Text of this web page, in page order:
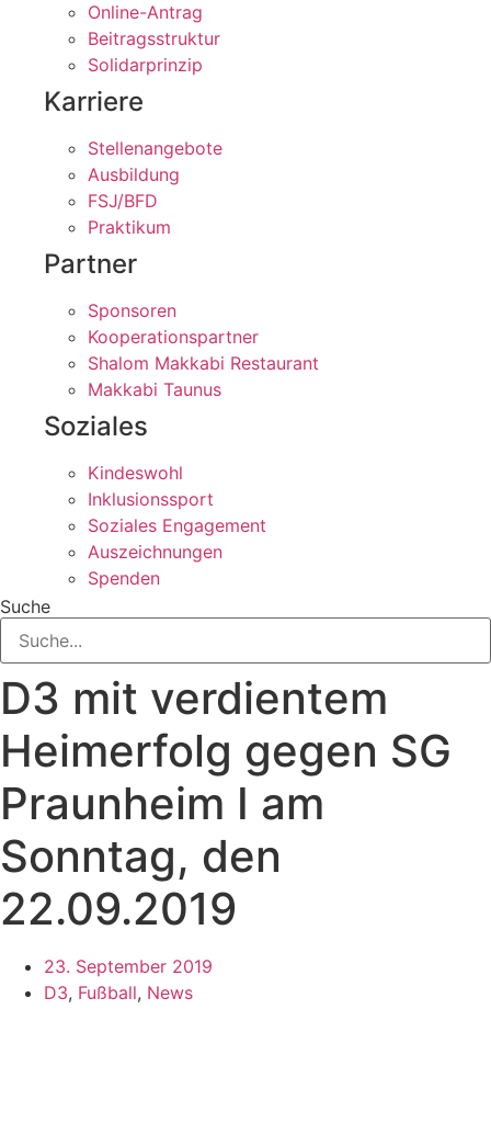
Online-Antrag
Beitragsstruktur
Solidarprinzip
Karriere
Stellenangebote
Ausbildung
FSJ/BFD
Praktikum
Partner
Sponsoren
Kooperationspartner
Shalom Makkabi Restaurant
Makkabi Taunus
Soziales
Kindeswohl
Inklusionssport
Soziales Engagement
Auszeichnungen
Spenden
Suche
D3 mit verdientem
Heimerfolg gegen SG
Praunheim I am
Sonntag, den
22.09.2019
23. September 2019
D3, Fußball, News